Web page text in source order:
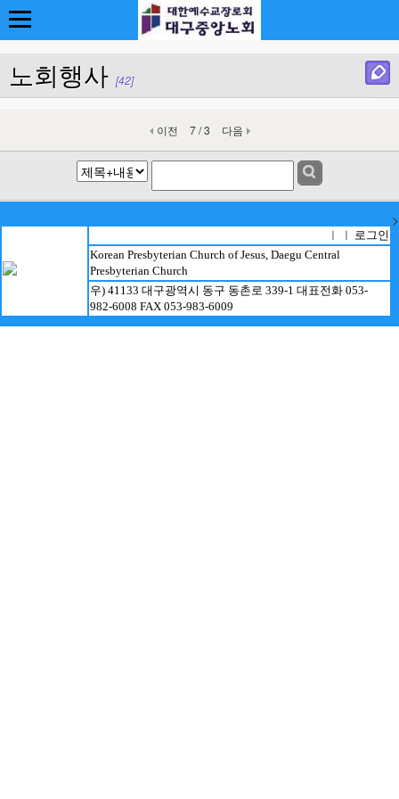
노회행사 [42]
이전 7 / 3 다음
>
로그인
Korean Presbyterian Church of Jesus, Daegu Central
Presbyterian Church
우) 41133 대구광역시 동구 동촌로 339-1 대표전화 053-
982-6008 FAX 053-983-6009